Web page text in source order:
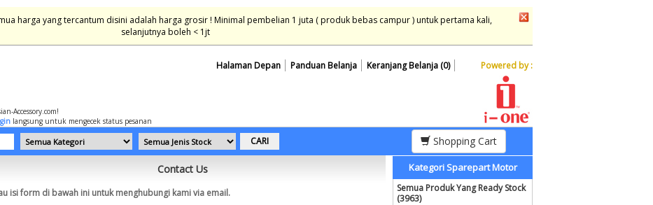
harga yang tercantum disini adalah harga grosir ! Minimal pembelian 1 juta ( produk bebas campur ) untuk pertama kali,
selanjutnya boleh < 1jt
Keranjang Belanja (0)
Panduan Belanja
Halaman Depan Powered by :
Accessory.com!
langsung untuk mengecek status pesanan
Shopping Cart
Contact Us
isi form di bawah ini untuk menghubungi kami via email.
Kategori Sparepart Motor
Semua Produk Yang Ready Stock
(3963)